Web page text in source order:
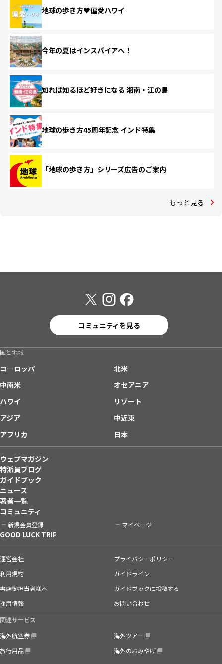
地球の歩き方♥偏愛ハワイ
今年の夏はインスパイアへ！
知れば知るほど好きになる 湘南・江の島
地球の歩き方45周年記念 インド特集
「地球の歩き方」シリーズ広告のご案内
もっと見る
コミュニティを見る
国と地域
ヨーロッパ
北米
中南米
オセアニア
ハワイ
リゾート
アジア
中近東
アフリカ
日本
ウェブマガジン
特派員ブログ
ガイドブック
ニュース
著者一覧
コミュニティ
新規会員登録 マイページ
GOOD LUCK TRIP
運営会社
プライバシーポリシー
利用規約
ガイドライン
書店御担当者様へ
ガイドブックに投稿する
採用情報
お問い合わせ
関連サービス
海外航空券
海外ツアー
旅行用品
海外のおみやげ